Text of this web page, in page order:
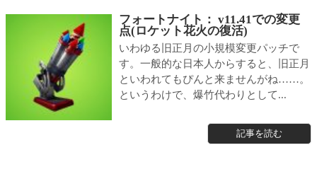
フォートナイト： v11.41での変更
点(ロケット花火の復活)
いわゆる旧正月の小規模変更パッチで
す。一般的な日本人からすると、旧正月
といわれてもぴんと来ませんがね……。
というわけで、爆竹代わりとして...
記事を読む